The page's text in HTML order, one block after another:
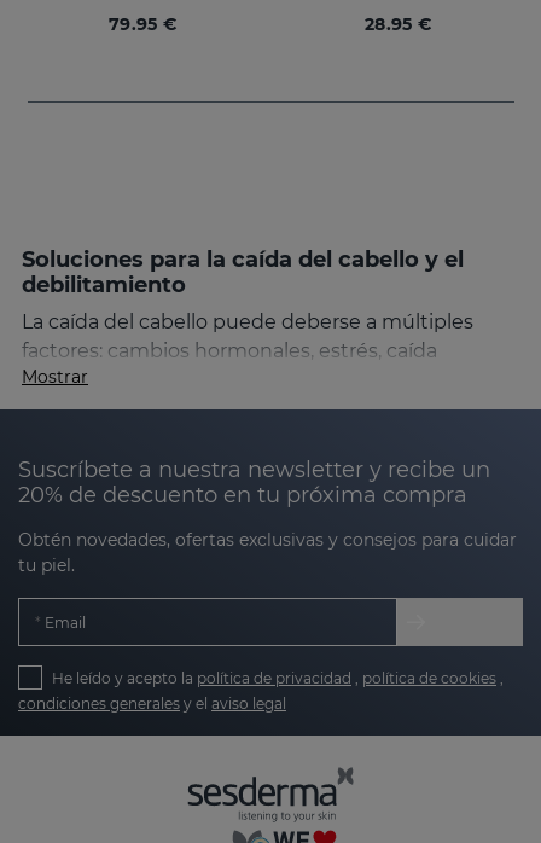
79.95 € 28.95 €
Soluciones para la caída del cabello y el
debilitamiento
La caída del cabello puede deberse a múltiples
factores: cambios hormonales, estrés, caída
estacional, postparto o alopecia androgenética.
porcentaje de cabellos en fase de caída (telógena),
el pelo pierde densidad, grosor y volumen.
La línea SESKAVEL Growth está formulada para
ayudar a:
Fortalecer el folículo piloso
Mejorar la microcirculación del cuero
cabelludo
Estimular el crecimiento del cabello
Reducir la caída capilar
Mostrar
Suscríbete a nuestra newsletter y recibe un
20% de descuento en tu próxima compra
Obtén novedades, ofertas exclusivas y consejos para cuidar
tu piel.
Email
He leído y acepto la política de privacidad , política de cookies ,
condiciones generales y el aviso legal